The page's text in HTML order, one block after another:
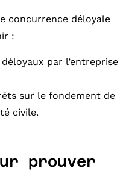
concurrence déloyale
:
par l’entreprise
sur le fondement de
civile.
prouver